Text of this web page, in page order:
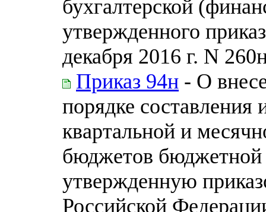
бухгалтерской
утвержденного
декабря 2016 г. N
Приказ 94н - О
порядке составления
квартальной и
бюджетов бюджетной
утвержденную
Российской